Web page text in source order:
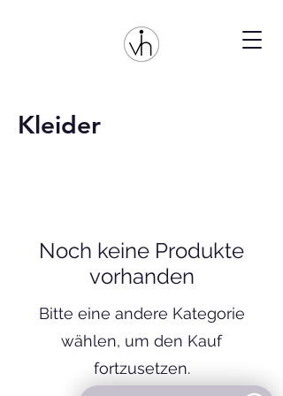
Kleider
Noch keine Produkte
vorhanden
Bitte eine andere Kategorie
wählen, um den Kauf
fortzusetzen.